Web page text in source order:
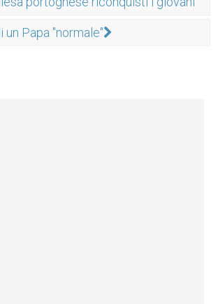
un Papa "normale"